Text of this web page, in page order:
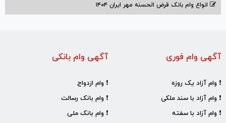
انواع وام بانک قرض الحسنه مهر ایران ۱۴۰۴
آگهی وام بانکی
❗ وام ازدواج
❗ وام بانک رسالت
❗ وام بانک ملی
آگهی وام فوری
❗ وام آزاد یک روزه
❗ وام آزاد با سند ملکی
❗ وام آزاد با سفته